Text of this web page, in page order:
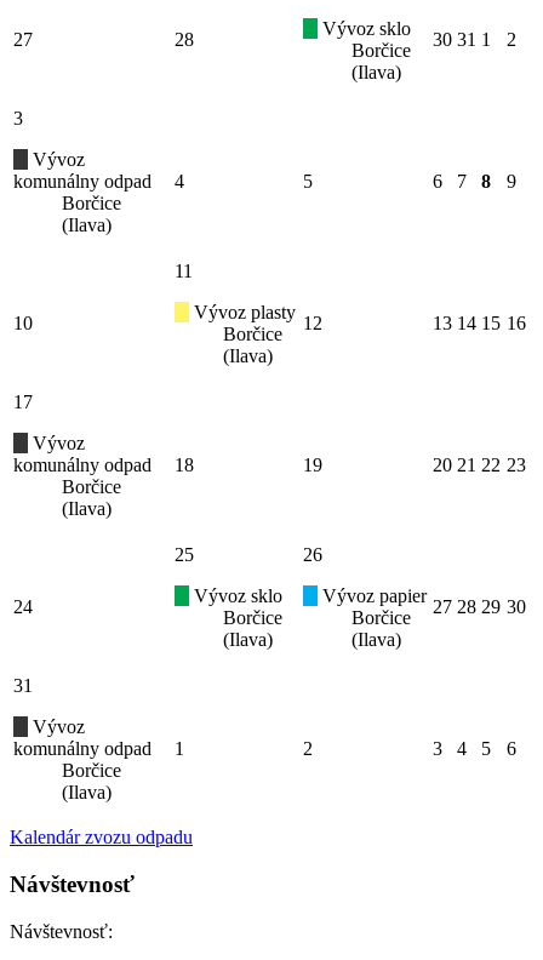
27 28
Vývoz sklo
Borčice
(Ilava)
30 31 1 2
3
Vývoz
komunálny odpad
Borčice
(Ilava)
4 5 6 7 8 9
10
11
Vývoz plasty
Borčice
(Ilava)
12 13 14 15 16
17
Vývoz
komunálny odpad
Borčice
(Ilava)
18 19 20 21 22 23
24
25
Vývoz sklo
Borčice
(Ilava)
26
Vývoz papier
Borčice
(Ilava)
27 28 29 30
31
Vývoz
komunálny odpad
Borčice
(Ilava)
1 2 3 4 5 6
Kalendár zvozu odpadu
Návštevnosť
Návštevnosť: